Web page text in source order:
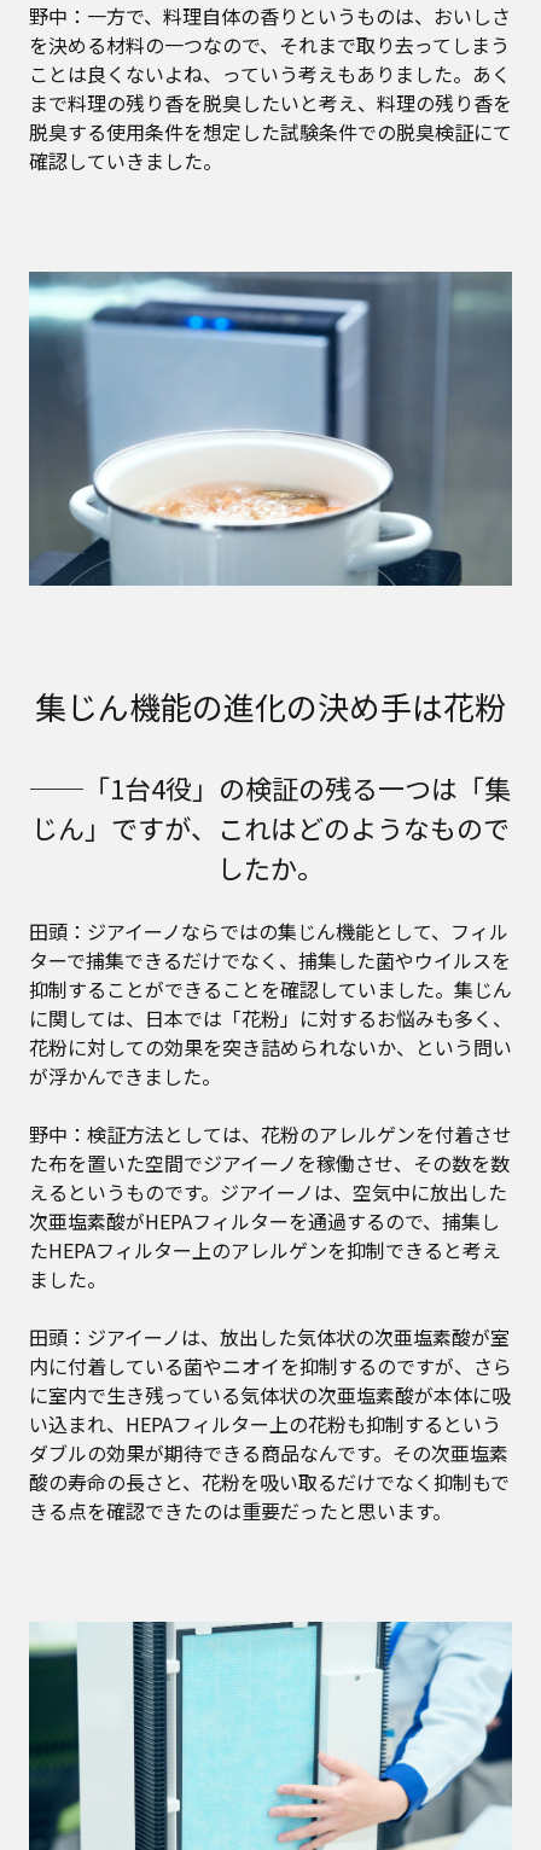
野中：一方で、料理自体の香りというものは、おいしさ
を決める材料の一つなので、それまで取り去ってしまう
ことは良くないよね、っていう考えもありました。あく
まで料理の残り香を脱臭したいと考え、料理の残り香を
脱臭する使用条件を想定した試験条件での脱臭検証にて
確認していきました。
集じん機能の進化の決め手は花粉
──「1台4役」の検証の残る一つは「集
じん」ですが、これはどのようなもので
したか。
田頭：ジアイーノならではの集じん機能として、フィル
ターで捕集できるだけでなく、捕集した菌やウイルスを
抑制することができることを確認していました。集じん
に関しては、日本では「花粉」に対するお悩みも多く、
花粉に対しての効果を突き詰められないか、という問い
が浮かんできました。
野中：検証方法としては、花粉のアレルゲンを付着させ
た布を置いた空間でジアイーノを稼働させ、その数を数
えるというものです。ジアイーノは、空気中に放出した
次亜塩素酸がHEPAフィルターを通過するので、捕集し
たHEPAフィルター上のアレルゲンを抑制できると考え
ました。
田頭：ジアイーノは、放出した気体状の次亜塩素酸が室
内に付着している菌やニオイを抑制するのですが、さら
に室内で生き残っている気体状の次亜塩素酸が本体に吸
い込まれ、HEPAフィルター上の花粉も抑制するという
ダブルの効果が期待できる商品なんです。その次亜塩素
酸の寿命の長さと、花粉を吸い取るだけでなく抑制もで
きる点を確認できたのは重要だったと思います。